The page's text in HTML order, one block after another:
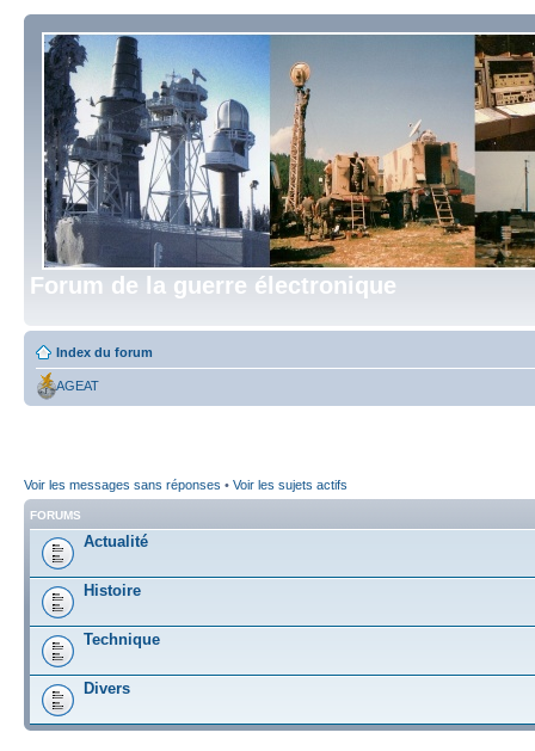
Forum de la guerre électronique
Index du forum
AGEAT
Voir les messages sans réponses • Voir les sujets actifs
FORUMS
Actualité
Histoire
Technique
Divers